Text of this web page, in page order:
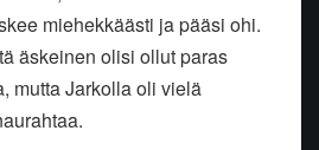
miehekkäästi ja pääsi ohi.
äskeinen olisi ollut paras
mutta Jarkolla oli vielä